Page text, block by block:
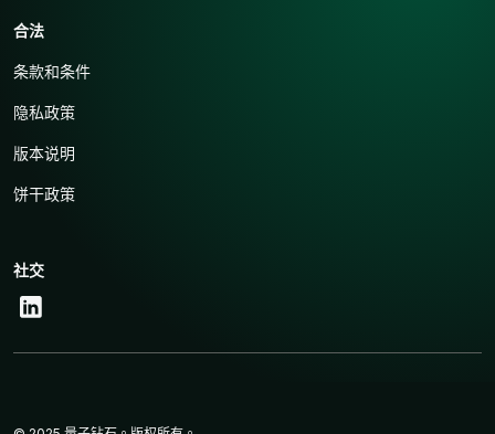
合法
条款和条件
隐私政策
版本说明
饼干政策
社交